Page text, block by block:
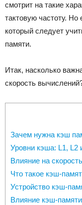
смотрит на такие
тактовую частоту.
который следует
памяти.
Итак, насколько
скорость
Зачем нужна кэш
Уровни кэша: L1, L2
Влияние на
Что такое кэш-
Устройство кэш-
Влияние кэш-